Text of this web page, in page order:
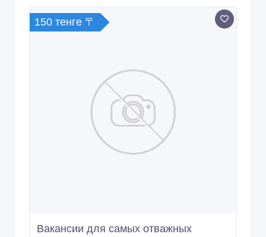
150 тенге 〒
Вакансии для самых отважных